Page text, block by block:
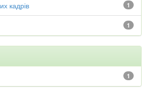
1
кадрів
1
1